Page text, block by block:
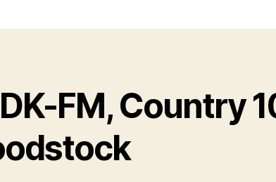
FM, Country